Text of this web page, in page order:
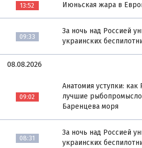
13:52 Июньская жара в
09:33
За ночь над Россией
украинских
08.08.2026
09:02
Анатомия уступки: как
лучшие
Баренцева моря
08:31
За ночь над Россией
украинских